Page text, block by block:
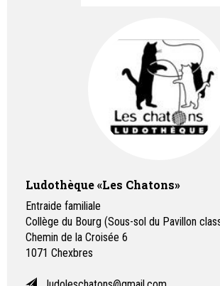
Ludothèque «Les Chatons»
Entraide familiale
Collège du Bourg (Sous-sol du Pavillon
Chemin de la Croisée 6
1071 Chexbres